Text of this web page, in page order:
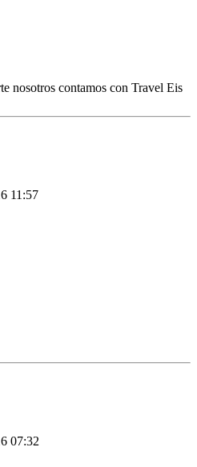
nosotros contamos con Travel Eis
11:57
07:32